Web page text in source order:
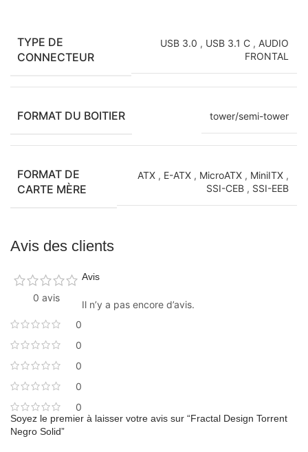
TYPE DE
CONNECTEUR
USB 3.0 , USB 3.1 C , AUDIO
FRONTAL
FORMAT DU BOITIER tower/semi-tower
FORMAT DE
CARTE MÈRE
ATX , E-ATX , MicroATX , MiniITX ,
SSI-CEB , SSI-EEB
Avis des clients
0 avis
0
0
0
0
0
Avis
Il n’y a pas encore d’avis.
Soyez le premier à laisser votre avis sur “Fractal Design Torrent
Negro Solid”